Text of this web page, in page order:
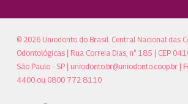
© 2026 Uniodonto do Brasil. Central Nacional das
Odontológicas | Rua Correia Dias, n° 185 | CEP
São Paulo - SP | uniodonto.br@uniodonto.coop.br|
4400 ou 0800 772 8110